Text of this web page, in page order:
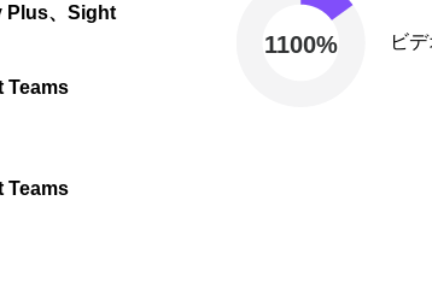
Plus、Sight
Teams
Teams
1100% ビ